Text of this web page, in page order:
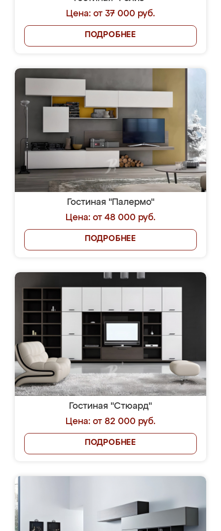
Цена: от 37 000 руб.
ПОДРОБНЕЕ
Гостиная "Палермо"
Цена: от 48 000 руб.
ПОДРОБНЕЕ
Гостиная "Стюард"
Цена: от 82 000 руб.
ПОДРОБНЕЕ